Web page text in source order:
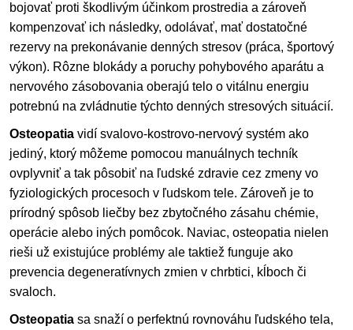
bojovať proti škodlivým účinkom prostredia a zároveň
kompenzovať ich následky, odolávať, mať dostatočné
rezervy na prekonávanie denných stresov (práca, športový
výkon). Rôzne blokády a poruchy pohybového aparátu a
nervového zásobovania oberajú telo o vitálnu energiu
potrebnú na zvládnutie týchto denných stresových situácií.
Osteopatia vidí svalovo-kostrovo-nervový systém ako
jediný, ktorý môžeme pomocou manuálnych techník
ovplyvniť a tak pôsobiť na ľudské zdravie cez zmeny vo
fyziologických procesoch v ľudskom tele. Zároveň je to
prírodný spôsob liečby bez zbytočného zásahu chémie,
operácie alebo iných pomôcok. Naviac, osteopatia nielen
rieši už existujúce problémy ale taktiež funguje ako
prevencia degeneratívnych zmien v chrbtici, kĺboch či
svaloch.
Osteopatia sa snaží o perfektnú rovnováhu ľudského tela,